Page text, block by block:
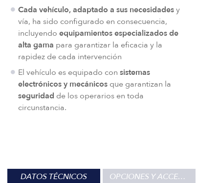
Cada vehículo, adaptado a sus necesidadesy
vía, ha sido configurado en consecuencia,
incluyendoequipamientos especializados de
alta gama para garantizar la eficacia y la
rapidez de cada intervención
El vehículo es equipado consistemas
electrónicos y mecánicos que garantizan la
seguridad de los operarios en toda
circunstancia.
DATOS TÉCNICOS OPCIONES Y ACCESORIOS